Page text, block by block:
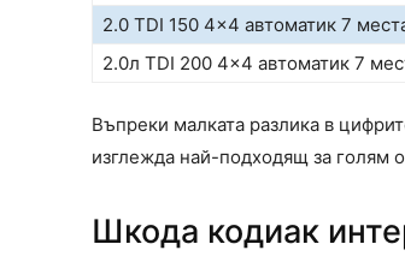
2.0 TDI 150 4×4 автоматик 7
2.0л TDI 200 4×4 автоматик 7
Въпреки малката разлика в
изглежда най-подходящ за голям
Шкода кодиак